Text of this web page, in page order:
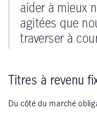
aider à mieux
agitées que
traverser à
Titres à revenu
Du côté du marché